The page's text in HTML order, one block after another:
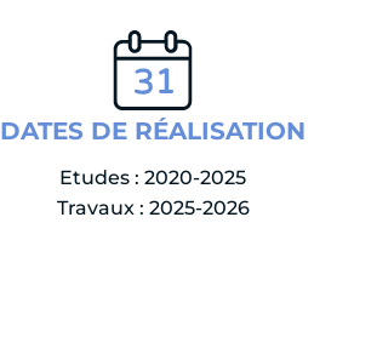
DATES DE RÉALISATION
Etudes : 2020-2025
Travaux : 2025-2026